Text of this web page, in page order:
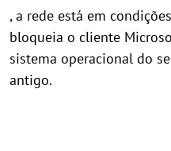
, a rede está em
bloqueia o cliente
sistema operacional do
antigo.